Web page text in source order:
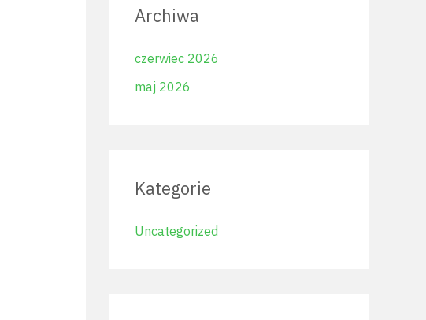
Archiwa
czerwiec 2026
maj 2026
Kategorie
Uncategorized